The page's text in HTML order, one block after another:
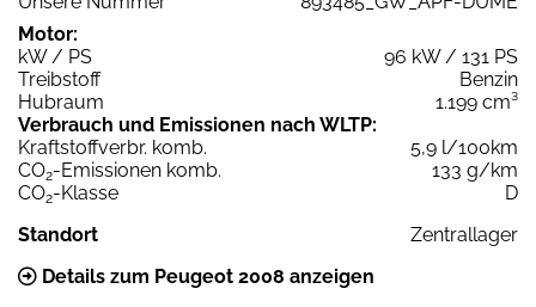
Motor:
kW / PS
96 kW / 131 PS
Treibstoff
Benzin
Hubraum
1.199 cm³
Verbrauch und Emissionen nach WLTP:
Kraftstoffverbr. komb.
5,9 l/100km
CO2-Emissionen komb.
133 g/km
CO2-Klasse
D
Standort
Zentrallager
Details zum Peugeot 2008 anzeigen